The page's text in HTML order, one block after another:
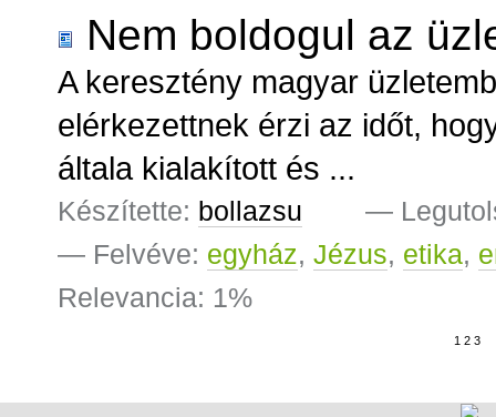
Nem boldogul az
A keresztény magyar
elérkezettnek érzi az időt,
általa kialakított és ...
Készítette: bollazsu —
— Felvéve: egyház, Jézus, etika,
Relevancia: 1%
1 2 3